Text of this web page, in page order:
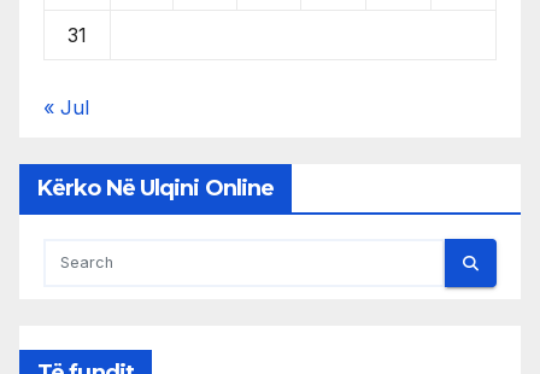
31
« Jul
Kërko Në Ulqini Online